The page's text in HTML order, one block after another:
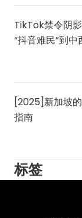
TikTok禁令阴
“抖音难民”到
[2025]新加坡
指南
标签